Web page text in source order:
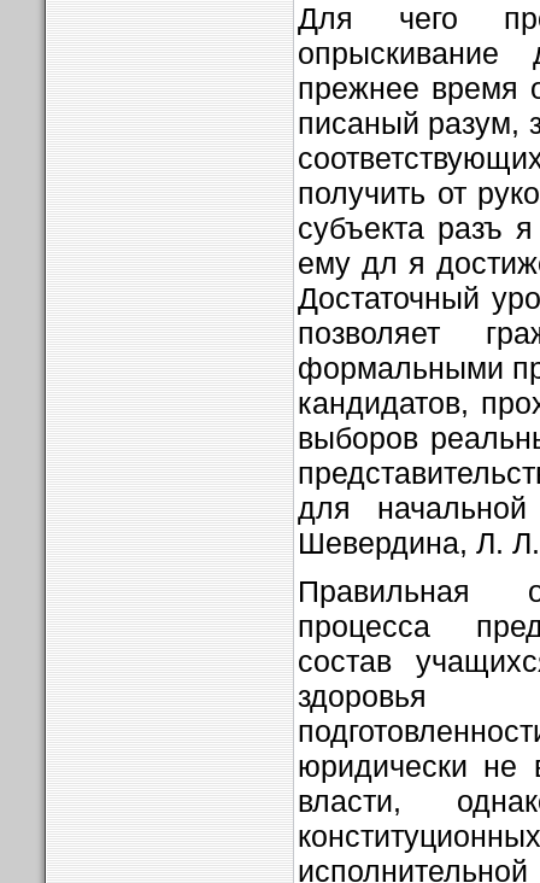
Для чего
прежнее время
писаный разум,
получить от
субъекта разъ
ему дл я
Достаточный
позволяет
формальными
кандидатов,
выборов
для
Шевердина, Л.
Правильная
процесса
состав
юридически не
власти,